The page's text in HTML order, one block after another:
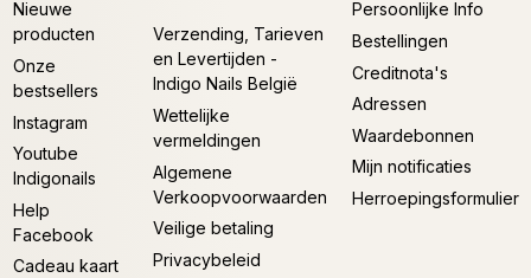
Nieuwe
producten
Onze
bestsellers
Instagram
Youtube
Indigonails
Help
Facebook
Cadeau kaart
Verzending, Tarieven
en Levertijden -
Indigo Nails België
Wettelijke
vermeldingen
Algemene
Verkoopvoorwaarden
Veilige betaling
Privacybeleid
Persoonlijke Info
Bestellingen
Creditnota's
Adressen
Waardebonnen
Mijn notificaties
Herroepingsformulier